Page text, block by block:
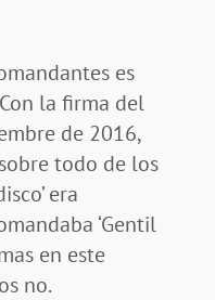
es
la firma del
de 2016,
todo de los
era
‘Gentil
en este
no.